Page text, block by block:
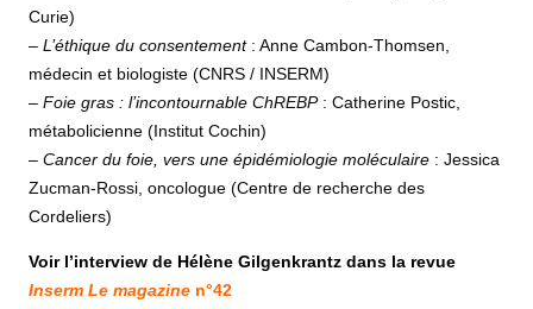
Curie)
– L’éthique du consentement: Anne Cambon-Thomsen,
médecin et biologiste (CNRS / INSERM)
– Foie gras : l’incontournable ChREBP: Catherine Postic,
métabolicienne (Institut Cochin)
– Cancer du foie, vers une épidémiologie moléculaire : Jessica
Zucman-Rossi, oncologue (Centre de recherche des
Cordeliers)
Voir l’interview de Hélène Gilgenkrantz dans la revue
Inserm Le magazine n°42